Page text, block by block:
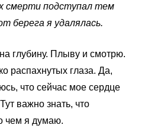
смерти подступал тем
берега я удалялась.
глубину. Плыву и смотрю.
распахнутых глаза. Да,
что сейчас мое сердце
важно знать, что
чем я думаю.